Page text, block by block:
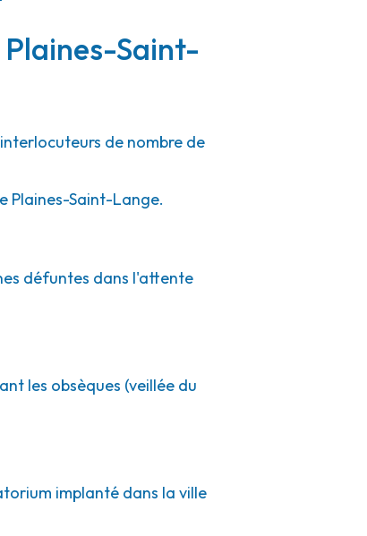
Saint-
de nombre de
Plaines-Saint-Lange.
défuntes dans l'attente
les obsèques (veillée du
implanté dans la ville